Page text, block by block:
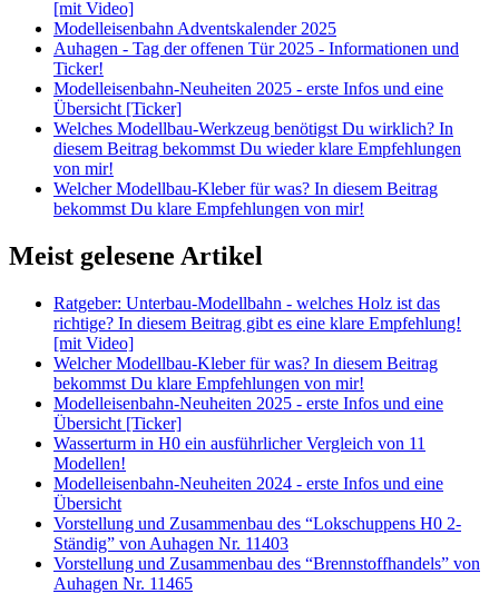
[mit Video]
Modelleisenbahn Adventskalender 2025
Auhagen - Tag der offenen Tür 2025 - Informationen und
Ticker!
Modelleisenbahn-Neuheiten 2025 - erste Infos und eine
Übersicht [Ticker]
Welches Modellbau-Werkzeug benötigst Du wirklich? In
diesem Beitrag bekommst Du wieder klare Empfehlungen
von mir!
Welcher Modellbau-Kleber für was? In diesem Beitrag
bekommst Du klare Empfehlungen von mir!
Meist gelesene Artikel
Ratgeber: Unterbau-Modellbahn - welches Holz ist das
richtige? In diesem Beitrag gibt es eine klare Empfehlung!
[mit Video]
Welcher Modellbau-Kleber für was? In diesem Beitrag
bekommst Du klare Empfehlungen von mir!
Modelleisenbahn-Neuheiten 2025 - erste Infos und eine
Übersicht [Ticker]
Wasserturm in H0 ein ausführlicher Vergleich von 11
Modellen!
Modelleisenbahn-Neuheiten 2024 - erste Infos und eine
Übersicht
Vorstellung und Zusammenbau des “Lokschuppens H0 2-
Ständig” von Auhagen Nr. 11403
Vorstellung und Zusammenbau des “Brennstoffhandels” von
Auhagen Nr. 11465